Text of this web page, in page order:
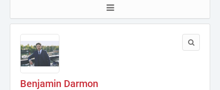
Benjamin Darmon